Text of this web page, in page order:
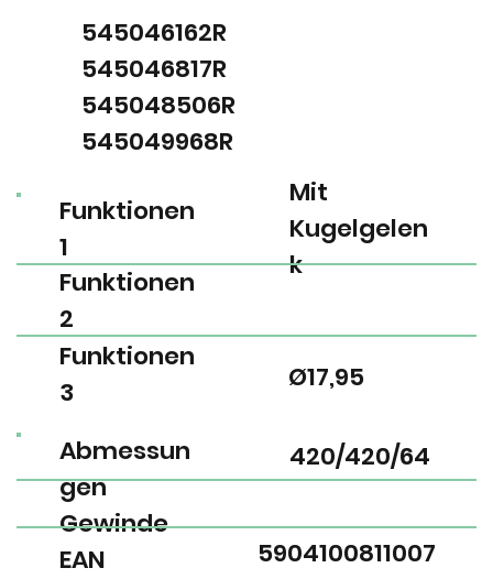
EAN
Gewinde
Abmessun
gen
5904100811007
420/420/64
Funktionen
1
Funktionen
2
Funktionen
3
Mit
Kugelgelen
k
Ø17,95
545046162R
545046817R
545048506R
545049968R